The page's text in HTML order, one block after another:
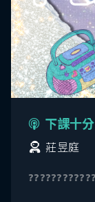
下課十
莊昱庭